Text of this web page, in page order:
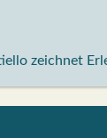
zeichnet